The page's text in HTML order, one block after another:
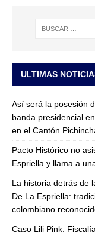
ULTIMAS
Así será la posesión
banda presidencial
en el Cantón
Pacto Histórico no
Espriella y llama a
La historia detrás de
De La Espriella:
colombiano
Caso Lili Pink: